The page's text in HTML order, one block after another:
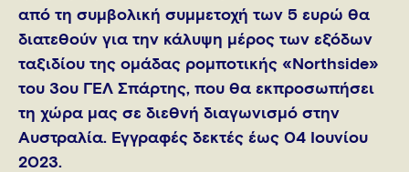
από τη συμβολική συμμετοχή των 5 ευρώ θα
διατεθούν για την κάλυψη μέρος των εξόδων
ταξιδίου της ομάδας ρομποτικής «Northside»
του 3ου ΓΕΛ Σπάρτης, που θα εκπροσωπήσει
τη χώρα μας σε διεθνή διαγωνισμό στην
Αυστραλία. Εγγραφές δεκτές έως 04 Ιουνίου
2023.